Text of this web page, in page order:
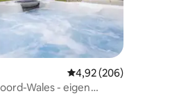
op 5, 421 recensies
Gemiddelde
4,92 (206)
Wales - eigen